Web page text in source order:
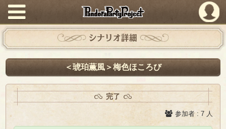
PandoraPartyProject
シナリオ詳細
＜琥珀薫風＞梅色ほころび
完了
参加者 : 7 人